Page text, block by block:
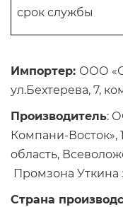
срок службы
Импортер: ООО
ул.Бехтерева, 7,
Производитель:
Компани-Восток»,
область,
Промзона Уткина
Страна